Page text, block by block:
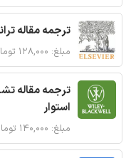
ترجمه مقاله
مبلغ: ۱۲۸,۰۰۰ تومان
ترجمه مقاله
استوار
مبلغ: ۱۴۰,۰۰۰ تومان